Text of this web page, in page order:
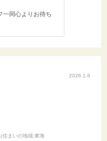
一同心よりお待ち
2026.1.6
住まいの地域:東海